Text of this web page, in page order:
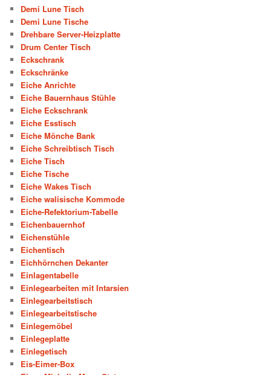
Demi Lune Tisch
Demi Lune Tische
Drehbare Server-Heizplatte
Drum Center Tisch
Eckschrank
Eckschränke
Eiche Anrichte
Eiche Bauernhaus Stühle
Eiche Eckschrank
Eiche Esstisch
Eiche Mönche Bank
Eiche Schreibtisch Tisch
Eiche Tisch
Eiche Tische
Eiche Wakes Tisch
Eiche walisische Kommode
Eiche-Refektorium-Tabelle
Eichenbauernhof
Eichenstühle
Eichentisch
Eichhörnchen Dekanter
Einlagentabelle
Einlegearbeiten mit Intarsien
Einlegearbeitstisch
Einlegearbeitstische
Einlegemöbel
Einlegeplatte
Einlegetisch
Eis-Eimer-Box